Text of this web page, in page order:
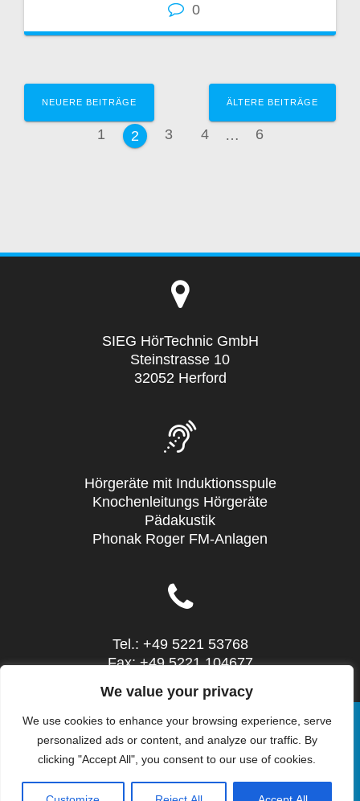
We value your privacy
We use cookies to enhance your browsing experience, serve
personalized ads or content, and analyze our traffic. By
clicking "Accept All", you consent to our use of cookies.
0
Beitragsnavigation
NEUERE BEITRÄGE
Seite
1 Seite
2 Seite
3 Seite
4 … Seite
6
ÄLTERE BEITRÄGE
SIEG HörTechnic GmbH
Steinstrasse 10
32052 Herford
Hörgeräte mit Induktionsspule
Knochenleitungs Hörgeräte
Pädakustik
Phonak Roger FM-Anlagen
Tel.: +49 5221 53768
Fax: +49 5221 104677